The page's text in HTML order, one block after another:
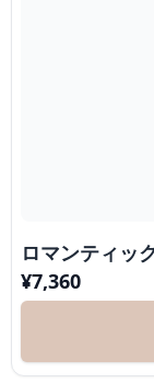
ロマンティッ
¥7,360